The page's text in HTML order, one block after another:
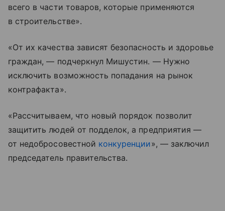
всего в части товаров, которые применяются
в строительстве».
«От их качества зависят безопасность и здоровье
граждан, — подчеркнул Мишустин. — Нужно
исключить возможность попадания на рынок
контрафакта».
«Рассчитываем, что новый порядок позволит
защитить людей от подделок, а предприятия —
от недобросовестной конкуренции», — заключил
председатель правительства.